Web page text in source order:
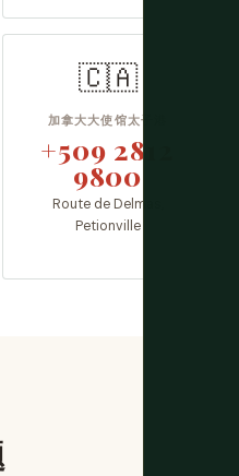
🇨🇦
加拿大大使馆太子港
+509 2812
9800
Route de Delmas,
Petionville